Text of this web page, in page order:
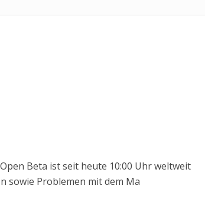
Beta ist seit heute 10:00 Uhr weltweit
sowie Problemen mit dem Ma